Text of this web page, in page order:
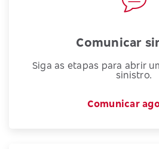
Comunicar
Siga as etapas para abrir
sinistro.
Comunicar